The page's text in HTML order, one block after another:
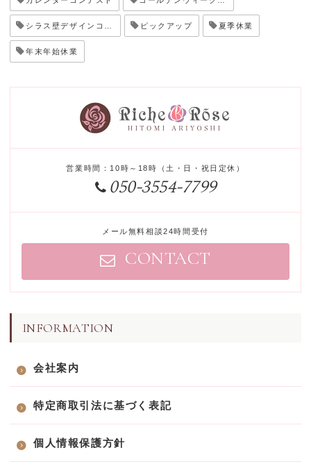
シラス壁デザインコンテスト ピックアップ 夏季休業
年末年始休業
営業時間 ： 10時～18時 （ 土 ・ 日 ・ 祝日定休 ）
050-3554-7799
メール無料相談24時間受付
CONTACT
INFORMATION
会社案内
特定商取引法に基づく表記
個人情報保護方針